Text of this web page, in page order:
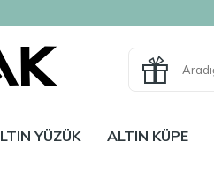
YÜZÜK ALTIN KÜPE